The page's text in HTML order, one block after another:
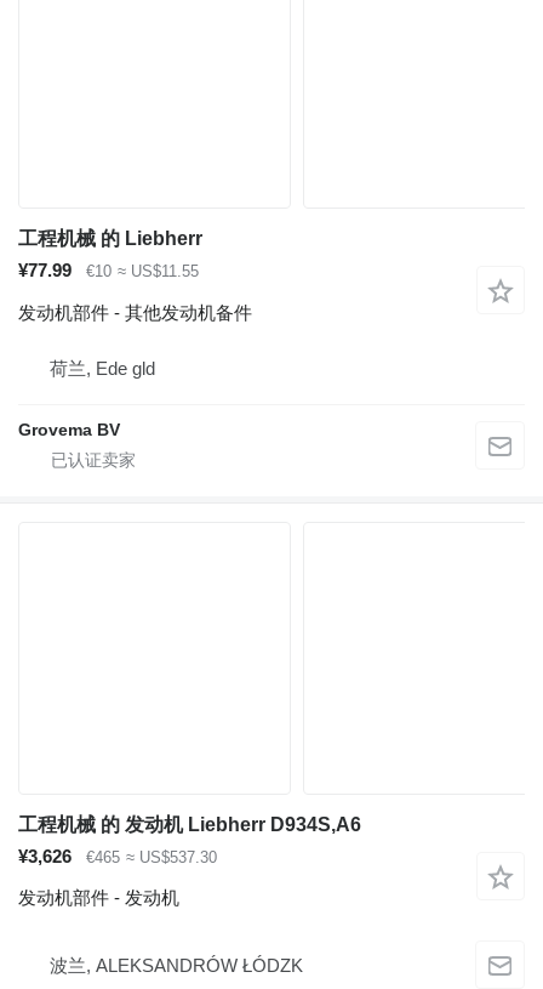
工程机械 的 Liebherr
¥77.99
€10 ≈ US$11.55
发动机部件 - 其他发动机备件
荷兰, Ede gld
Grovema BV
工程机械 的 发动机 Liebherr D934S,A6
¥3,626
€465 ≈ US$537.30
发动机部件 - 发动机
波兰, ALEKSANDRÓW ŁÓDZK